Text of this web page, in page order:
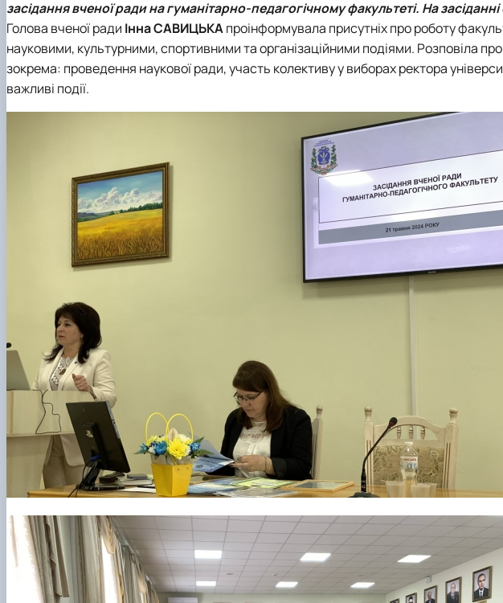
Фотостудія
Телестудія
Галерея відомих випускників
Відповідальні за інформаційне наповнення веб-сторінки факультету
Виховна робота
Пам'яті студентів та випускників факультету – захисників України
Вартість навчання
Центр профорієнтаційної роботи та сприяння працевлаштуванню
ДЕНЬ ВІДКРИТИХ ДВЕРЕЙ
Старостат
Електронні навчальні курси (Elearn)
Наукові школи
Department of English
Department of Physical
Department of
Department of
засідання вченої ради на гуманітарно-педагогічному факультеті. На
Голова вченої ради Інна САВИЦЬКАпроінформувала присутніх про роботу
науковими, культурними, спортивними та організаційними подіями. Розповіла
зокрема: проведення наукової ради, участь колективу у виборах ректора
важливі події.